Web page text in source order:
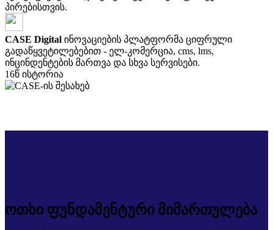
პირებისთვის.
CASE Digital ინოვაციების პლატფორმა ციფრული
გადაწყვეტილებებით - ელ-კომერცია, cms, lms,
ინცინდენტების მართვა და სხვა სერვისები.
16წ ისტორია
ოთხი ფუნდამენტური მიმართულება